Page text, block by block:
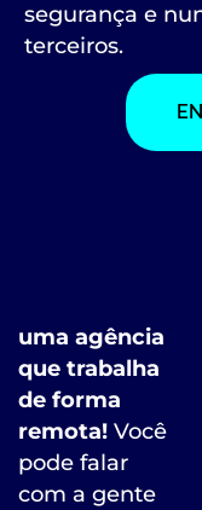
segurança e
terceiros.
uma agência
que trabalha
de forma
remota! Você
pode falar
com a gente